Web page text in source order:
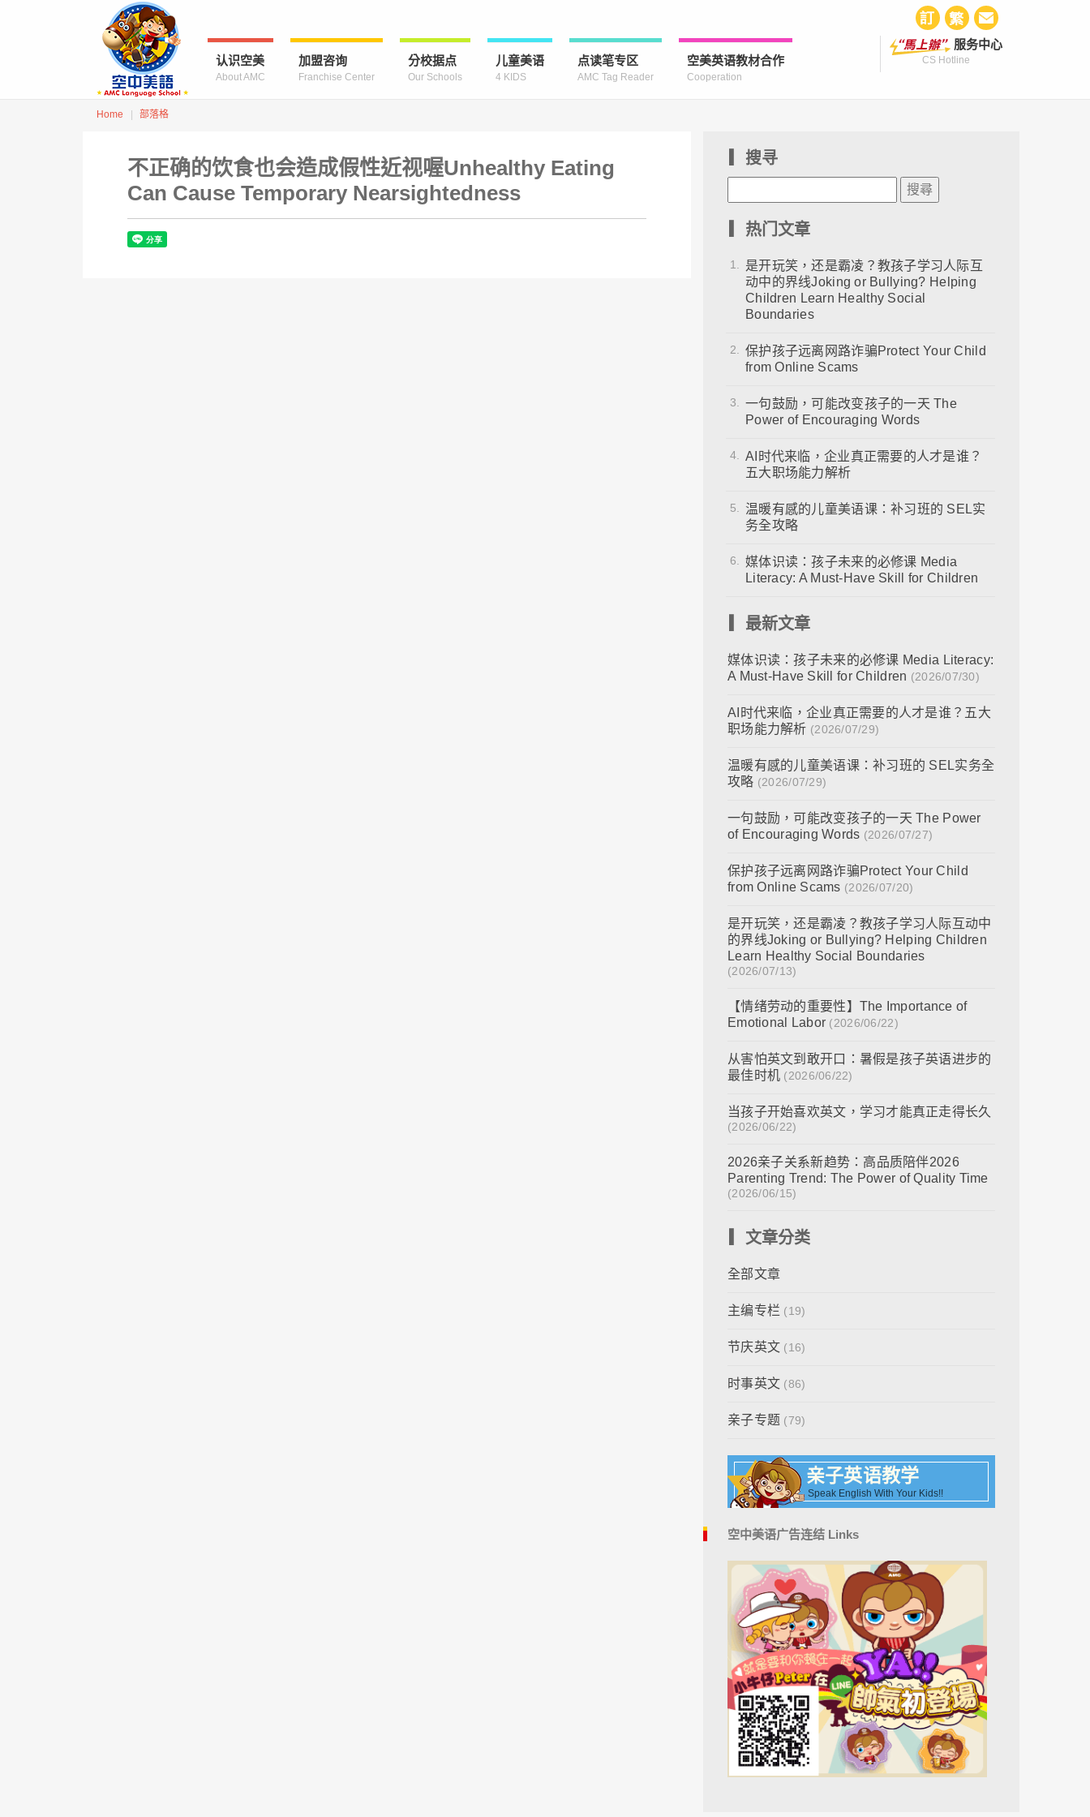
认识空美
About AMC
加盟咨询
Franchise Center
分校据点
Our Schools
儿童美语
4 KIDS
点读笔专区
AMC Tag Reader
空美英语教材合作
Cooperation
服务中心
CS Hotline
Home 部落格
不正确的饮食也会造成假性近视喔Unhealthy Eating
Can Cause Temporary Nearsightedness
▎搜寻
▎热门文章
1.
是开玩笑，还是霸凌？教孩子学习人际互
动中的界线Joking or Bullying? Helping
Children Learn Healthy Social
Boundaries
2.
保护孩子远离网路诈骗Protect Your Child
from Online Scams
3.
一句鼓励，可能改变孩子的一天 The
Power of Encouraging Words
4.
AI时代来临，企业真正需要的人才是谁？
五大职场能力解析
5.
温暖有感的儿童美语课：补习班的 SEL实
务全攻略
6.
媒体识读：孩子未来的必修课 Media
Literacy: A Must-Have Skill for Children
▎最新文章
媒体识读：孩子未来的必修课 Media Literacy:
A Must-Have Skill for Children (2026/07/30)
AI时代来临，企业真正需要的人才是谁？五大
职场能力解析 (2026/07/29)
温暖有感的儿童美语课：补习班的 SEL实务全
攻略 (2026/07/29)
一句鼓励，可能改变孩子的一天 The Power
of Encouraging Words (2026/07/27)
保护孩子远离网路诈骗Protect Your Child
from Online Scams (2026/07/20)
是开玩笑，还是霸凌？教孩子学习人际互动中
的界线Joking or Bullying? Helping Children
Learn Healthy Social Boundaries
(2026/07/13)
【情绪劳动的重要性】The Importance of
Emotional Labor (2026/06/22)
从害怕英文到敢开口：暑假是孩子英语进步的
最佳时机 (2026/06/22)
当孩子开始喜欢英文，学习才能真正走得长久
(2026/06/22)
2026亲子关系新趋势：高品质陪伴2026
Parenting Trend: The Power of Quality Time
(2026/06/15)
▎文章分类
全部文章
主编专栏 (19)
节庆英文 (16)
时事英文 (86)
亲子专题 (79)
亲子英语教学
Speak English With Your Kids!!
空中美语广告连结 Links